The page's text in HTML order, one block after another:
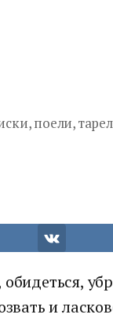
поели,
и